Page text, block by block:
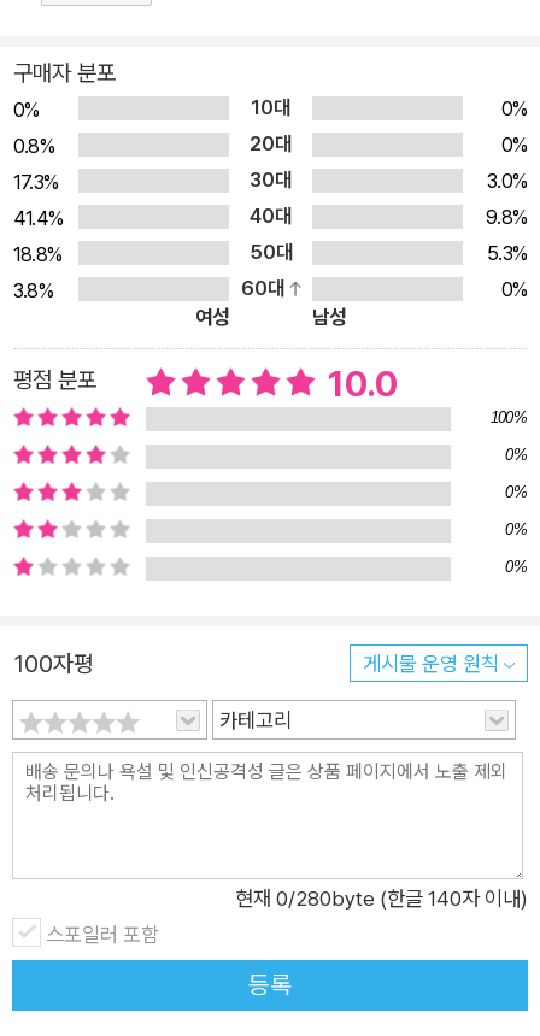
소리까지… 자연의 온갖 소리들이 생생하게 들려온다. 어둠을 바
탕으로 빛나는 별들처럼, 고요함을 배경으로 더욱 또렷해진 소리
들이다. 소리만이 아니다. 말이 없으니 숱한 것들이 세세히 보인
다. 배낭에 들어가는 소소한 물품들과 덩달아 달뜬 고양이의 앙증
맞은 움직임부터, 숲길에 핀 작은 풀꽃들과 무당벌레와 나비와 새
들과 나무와 거대한 폭포와 푸른 하늘까지, 그리고 그 안에서 함
께 몸을 움직이는 아빠와 아이의 표정까지, 하나하나 섬세하게 보
여 독자들의 눈길은 수시로 머물고, 옮겨 가고 또 머물기를 반복
한 이야기가 된다. 말이 없어서 더욱 풍요로운 이야기가 된다. 보
물창고 <I LOVE 그림책> 컬렉션으로 출간된 피트 오즈월드의
『하이킹』은 오랜 추억으로 남을 아빠와 아이의 아주 특별한 하루
를 담은 그림책이다. 단순히 자연의 아름다움을 보여 주는 게 아
니라, 부모와 자식의 관계라는 렌즈를 통해 자연의 경이를 보여
주고, 그 안에서 추억과 유대가 형성되는 방식을 따뜻하게 담아낸
작품이다. ▶왜 우리는 캠핑과 하이킹에 열광할까? 코로나19 팬
내보다 감염 위험이 적은 곳을 찾다 보니, 특히 많은 발길이 이어
진 곳 중 하나는 바로 산이다. 북적이는 도심과 사람들로부터 벗
어나 싱그러운 자연을 호흡할 수 있으며, 정상에 오르면 성취감도
느낄 수 있다. 가족이나 친구들과 함께 산에 올랐던 즐거운 경험
이 누구나 한 번쯤 있을 것이다. 여기, 한 아빠와 아이도 즐거운
공기를 마음껏 마신다. 일상에서는 보기 힘든 야생 동물과 곤충들
을 관찰하고 시원한 폭포도 만난다. 가끔씩 험난한 길도 마주치지
만 아빠와 함께라면 그 어떤 어려움도 헤쳐 나갈 수 있다. 마침내
정상에 다다르면 아름다운 풍경을 눈과 마음에 담고 멋진 기념 사
구매자 분포
0% 10대
0%
0.8%
20대
0%
17.3%
30대
3.0%
41.4%
40대
9.8%
18.8%
50대
5.3%
3.8%
60대
0%
여성
남성
평점 분포 10.0
100%
0%
0%
0%
0%
100자평 게시물 운영 원칙
카테고리
현재 0/280byte (한글 140자 이내)
스포일러 포함
등록